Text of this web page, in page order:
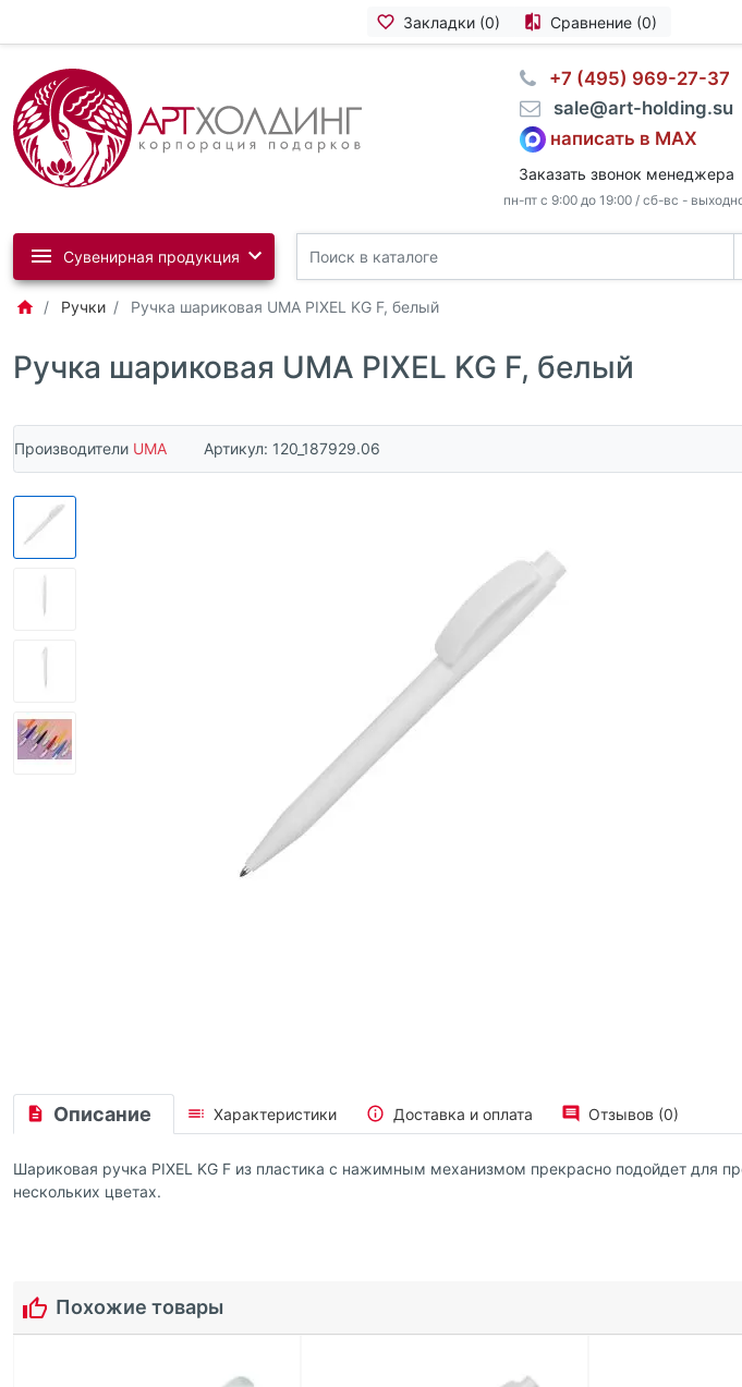
Закладки (0) Сравнение (0)
⠀+7 (495) 969-27-37
⠀sale@art-holding.su
написать в MAX
Заказать звонок менеджера
пн-пт с 9:00 до 19:00 / сб-вс -
Сувенирная продукция
Ручки Ручка шариковая UMA PIXEL KG F, белый
Ручка шариковая UMA PIXEL KG F, белый
Производители UMA Артикул: 120_187929.06
Описание Характеристики Доставка и оплата Отзывов (0)
Шариковая ручка PIXEL KG F из пластика с нажимным механизмом прекрасно подойдет для
нескольких цветах.
Похожие товары